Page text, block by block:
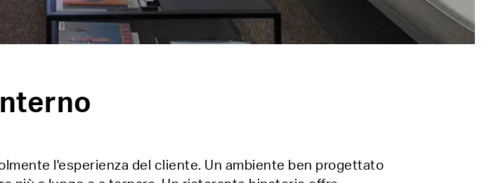
l'esperienza del cliente. Un ambiente ben progettato